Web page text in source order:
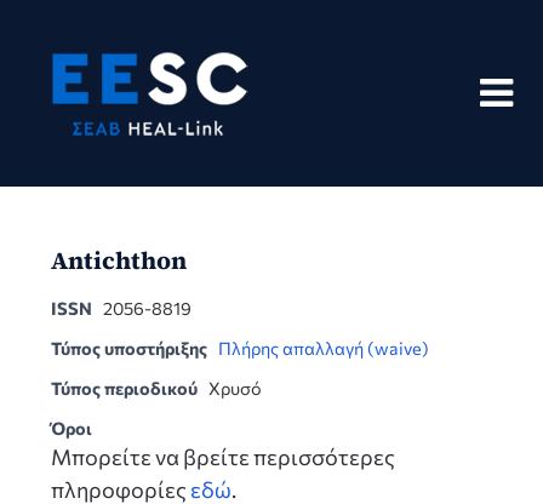
content
Antichthon
ISSN 2056-8819
Τύπος υποστήριξης Πλήρης απαλλαγή (waive)
Τύπος περιοδικού Χρυσό
Όροι
Μπορείτε να βρείτε περισσότερες
πληροφορίες εδώ.